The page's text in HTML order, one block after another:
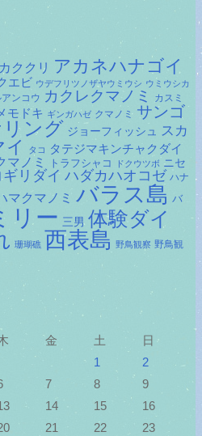
ククリ アカネハナゴイ
エビ ウデフリツノザヤウミウシ ウミウシカ
ンコウ カクレクマノミ
カスミ
モドキ ギンガハゼ クマノミ サンゴ
ング ジョーフィッシュ スカ
イ タコ
タテジマキンチャクダイ
マノミ トラフシャコ ドクウツボ ニセ
ギリダイ ハダカハオコゼ ハナ
マクマノミ バラス島 バ
リー 三男 体験ダイ
珊瑚礁 西表島 野鳥観察 野鳥観
金 土
日
1
2
7 8
9
14 15
16
21 22
23